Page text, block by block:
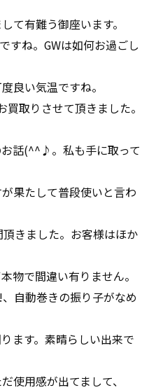
て有難う御座います。
すね。GWは如何お過ごし
良い気温ですね。
取りさせて頂きました。
話(^^♪。私も手に取って
果たして普段使いと言わ
きました。お客様はほか
物で間違い有りません。
自動巻きの振り子がなめ
ます。素晴らしい出来で
使用感が出てまして、